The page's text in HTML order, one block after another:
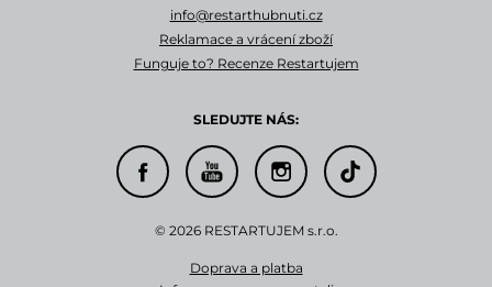
info@restarthubnuti.cz
Reklamace a vrácení zboží
Funguje to? Recenze Restartujem
SLEDUJTE NÁS:
© 2026 RESTARTUJEM s.r.o.
Doprava a platba